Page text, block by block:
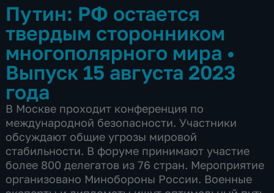
Путин: РФ остается
твердым сторонником
многополярного мира •
Выпуск 15 августа 2023
года
В Москве проходит конференция по
международной безопасности. Участники
обсуждают общие угрозы мировой
стабильности. В форуме принимают участие
более 800 делегатов из 76 стран. Мероприятие
организовано Минобороны России. Военные